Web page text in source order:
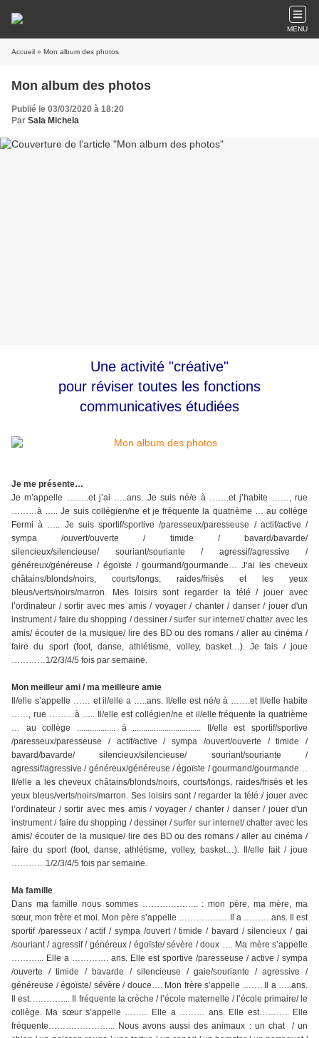
MENU
Accueil » Mon album des photos
Mon album des photos
Publié le 03/03/2020 à 18:20
Par Sala Michela
Une activité "créative"
pour réviser toutes les fonctions
communicatives étudiées
Je me présente…
Je m’appelle ……..et j’ai …..ans. Je suis né/e à …….et j’habite ……, rue
………à ….. Je suis collégien/ne et je fréquente la quatrième … au collège
Fermi à ….. Je suis sportif/sportive /paresseux/paresseuse / actif/active /
sympa /ouvert/ouverte / timide / bavard/bavarde/
silencieux/silencieuse/ souriant/souriante / agressif/agressive /
généreux/généreuse / égoïste / gourmand/gourmande… J’ai les cheveux
châtains/blonds/noirs, courts/longs, raides/frisés et les yeux
bleus/verts/noirs/marron. Mes loisirs sont regarder la télé / jouer avec
l’ordinateur / sortir avec mes amis / voyager / chanter / danser / jouer d'un
instrument / faire du shopping / dessiner / surfer sur internet/ chatter avec les
amis/ écouter de la musique/ lire des BD ou des romans / aller au cinéma /
faire du sport (foot, danse, athlétisme, volley, basket…). Je fais / joue
…………1/2/3/4/5 fois par semaine.
Mon meilleur ami / ma meilleure amie
Il/elle s’appelle …… et il/elle a …..ans. Il/elle est né/e à …….et Il/elle habite
……, rue ………à ….. Il/elle est collégien/ne et il/elle fréquente la quatrième
… au collège .................. à ................................ Il/elle est sportif/sportive
/paresseux/paresseuse / actif/active / sympa /ouvert/ouverte / timide /
bavard/bavarde/ silencieux/silencieuse/ souriant/souriante /
agressif/agressive / généreux/généreuse / égoïste / gourmand/gourmande…
Il/elle a les cheveux châtains/blonds/noirs, courts/longs, raides/frisés et les
yeux bleus/verts/noirs/marron. Ses loisirs sont / regarder la télé / jouer avec
l’ordinateur / sortir avec mes amis / voyager / chanter / danser / jouer d'un
instrument / faire du shopping / dessiner / surfer sur internet/ chatter avec les
amis/ écouter de la musique/ lire des BD ou des romans / aller au cinéma /
faire du sport (foot, danse, athlétisme, volley, basket…). Il/elle fait / joue
…………1/2/3/4/5 fois par semaine.
Ma famille
Dans ma famille nous sommes ……………….. : mon père, ma mère, ma
sœur, mon frère et moi. Mon père s’appelle ………………Il a ……….ans. Il est
sportif /paresseux / actif / sympa /ouvert / timide / bavard / silencieux / gai
/souriant / agressif / généreux / égoïste/ sévère / doux …. Ma mère s’appelle
………... Elle a …………. ans. Elle est sportive /paresseuse / active / sympa
/ouverte / timide / bavarde / silencieuse / gaie/souriante / agressive /
généreuse / égoïste/ sévère / douce…. Mon frère s’appelle ……. Il a …..ans.
Il est…………... Il fréquente la crèche / l’école maternelle / l’école primaire/ le
collège. Ma sœur s’appelle ……... Elle a ……… ans. Elle est……….. Elle
fréquente…………………... Nous avons aussi des animaux : un chat / un